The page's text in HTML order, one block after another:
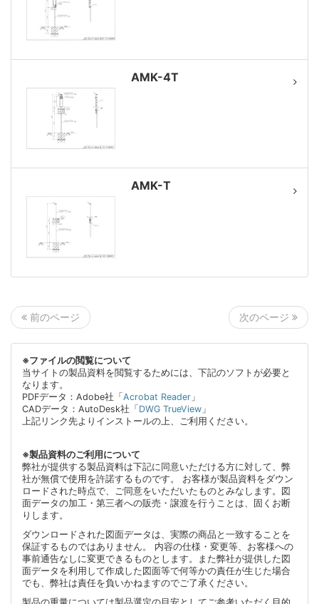
AMK-4T
AMK-T
前のページ 次のページ
※ファイルの閲覧について
当サイトの製品資料を閲覧するためには、下記のソフトが必要と
なります。
PDFデータ：Adobe社「Acrobat Reader 」
CADデータ：AutoDesk社「DWG TrueView 」
上記リンク先よりインストールの上、ご利用ください。
※製品資料のご利用について
弊社が提供する製品資料は下記に同意いただける方に対して、弊
社が無償で使用を許諾するものです。 お客様が製品資料をダウン
ロードされた時点で、ご同意をいただいたものとみなします。図
面データの加工・第三者への販売・譲渡を行うことは、固くお断
りします。
ダウンロードされた図面データは、実際の商品と一致することを
保証するものではありません。 内容の仕様・変更等、お客様への
事前通告なしに変更できるものとします。また弊社が提供した図
面データを利用して作成した図面等で何等かの責任が生じた場合
でも、弊社は責任を負いかねますのでご了承ください。
製品の重量については製品選定の目安としてご参考いただく目的